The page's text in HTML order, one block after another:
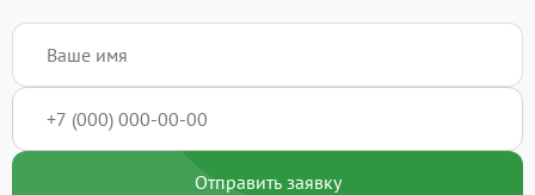
Отправить заявку